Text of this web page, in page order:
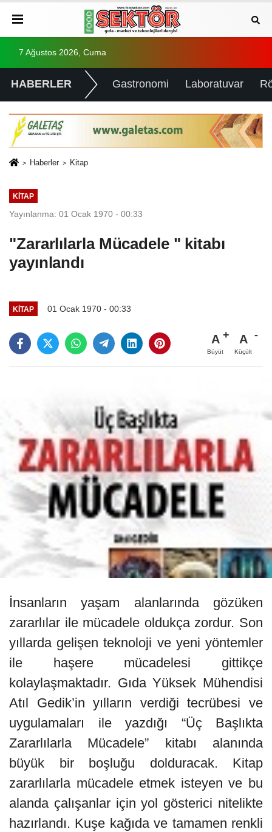
7 Ağustos 2026, Cuma
HABERLER Gastronomi Laboratuvar
Haberler Kitap
KITAP
Yayınlanma: 01 Ocak 1970 - 00:33
"Zararlılarla Mücadele " kitabı
yayınlandı
KITAP 01 Ocak 1970 - 00:33
A
Büyüt
A
Küçült
İnsanların yaşam alanlarında gözüken
zararlılar ile mücadele oldukça zordur. Son
yıllarda gelişen teknoloji ve yeni yöntemler
ile haşere mücadelesi gittikçe
kolaylaşmaktadır. Gıda Yüksek Mühendisi
Atıl Gedik’in yılların verdiği tecrübesi ve
uygulamaları ile yazdığı “Üç Başlıkta
Zararlılarla Mücadele” kitabı alanında
büyük bir boşluğu dolduracak. Kitap
zararlılarla mücadele etmek isteyen ve bu
alanda çalışanlar için yol gösterici nitelikte
hazırlandı. Kuşe kağıda ve tamamen renkli